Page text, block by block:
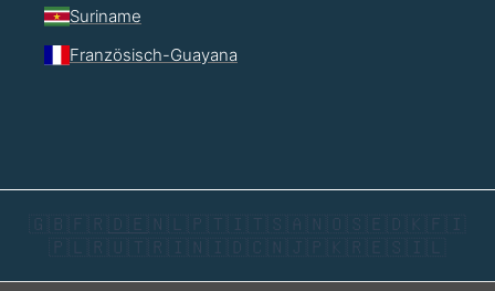
Suriname
Französisch-Guayana
🇬🇧 🇫🇷 🇩🇪 🇳🇱 🇵🇹 🇮🇹 🇸🇦 🇳🇴 🇸🇪 🇩🇰 🇫🇮
🇵🇱 🇷🇺 🇹🇷 🇮🇳 🇮🇩 🇨🇳 🇯🇵 🇰🇷 🇪🇸 🇮🇱